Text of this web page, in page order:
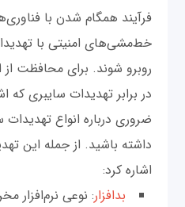
فرآیند همگام شدن با
خط‌مشی‌های امنیتی با
روبرو شوند. برای محافظت از
در برابر تهدیدات سایبری که
ضروری درباره انواع تهدیدات
داشته باشید. از جمله این
اشاره کرد:
بدافزار: نوعی نرم‌افزار